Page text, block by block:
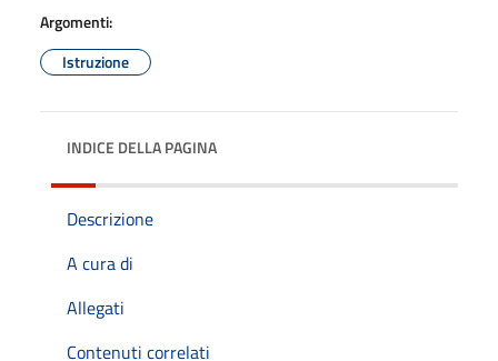
Argomenti:
Istruzione
INDICE DELLA PAGINA
Descrizione
A cura di
Allegati
Contenuti correlati